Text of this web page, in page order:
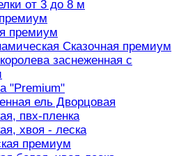
от 3 до 8 м
премиум
Сказочная премиум
заснеженная с
"Premium"
ель Дворцовая
пвх-пленка
хвоя - леска
премиум